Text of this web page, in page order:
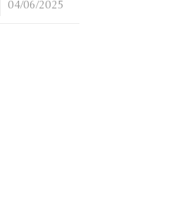
04/06/2025